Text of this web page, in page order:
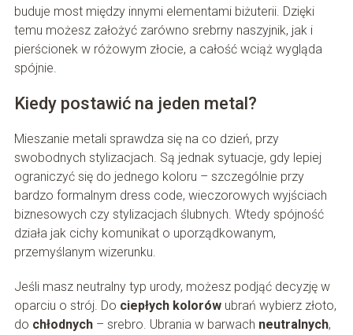
buduje most między innymi elementami biżuterii. Dzięki
temu możesz założyć zarówno srebrny naszyjnik, jak i
pierścionek w różowym złocie, a całość wciąż wygląda
spójnie.
Kiedy postawić na jeden metal?
Mieszanie metali sprawdza się na co dzień, przy
swobodnych stylizacjach. Są jednak sytuacje, gdy lepiej
ograniczyć się do jednego koloru – szczególnie przy
bardzo formalnym dress code, wieczorowych wyjściach
biznesowych czy stylizacjach ślubnych. Wtedy spójność
działa jak cichy komunikat o uporządkowanym,
przemyślanym wizerunku.
Jeśli masz neutralny typ urody, możesz podjąć decyzję w
oparciu o strój. Do ciepłych kolorówubrań wybierz złoto,
do chłodnych– srebro. Ubrania w barwach neutralnych,